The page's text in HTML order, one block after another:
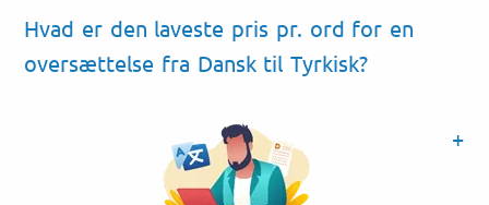
Hvad er den laveste pris pr. ord for en
oversættelse fra Dansk til Tyrkisk?